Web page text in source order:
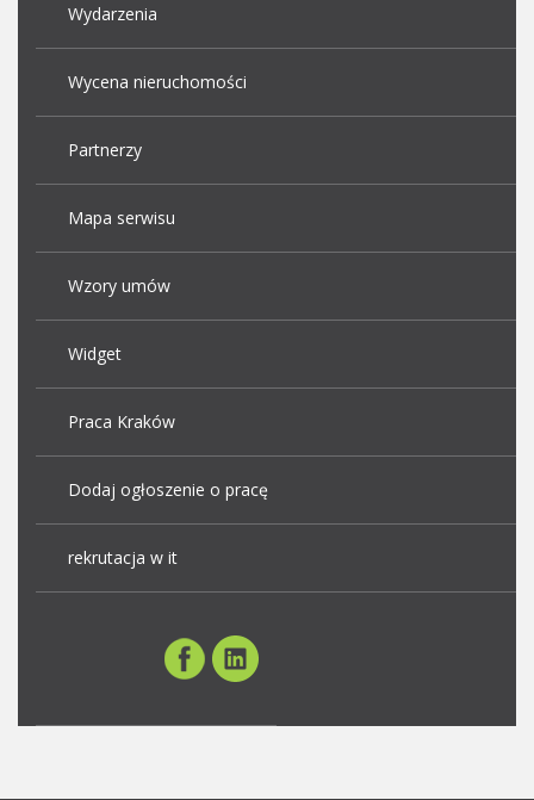
Wydarzenia
Wycena nieruchomości
Partnerzy
Mapa serwisu
Wzory umów
Widget
Praca Kraków
Dodaj ogłoszenie o pracę
rekrutacja w it